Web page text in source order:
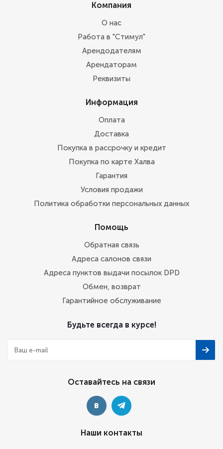
Компания
О нас
Работа в "Стимул"
Арендодателям
Арендаторам
Реквизиты
Информация
Оплата
Доставка
Покупка в рассрочку и кредит
Покупка по карте Халва
Гарантия
Условия продажи
Политика обработки персональных данных
Помощь
Обратная связь
Адреса салонов связи
Адреса пунктов выдачи посылок DPD
Обмен, возврат
Гарантийное обслуживание
Будьте всегда в курсе!
Оставайтесь на связи
Наши контакты